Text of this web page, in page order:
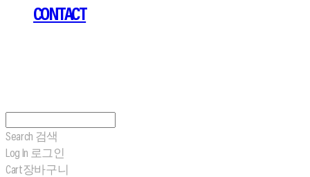
CONTACT
Search 검색
Log In 로그인
Cart장바구니